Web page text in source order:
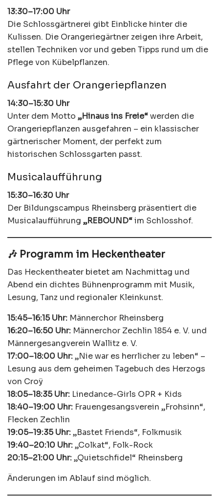
13:30–17:00 Uhr
Die Schlossgärtnerei gibt Einblicke hinter die
Kulissen. Die Orangeriegärtner zeigen ihre Arbeit,
stellen Techniken vor und geben Tipps rund um die
Pflege von Kübelpflanzen.
Ausfahrt der Orangeriepflanzen
14:30–15:30 Uhr
Unter dem Motto „Hinaus ins Freie“werden die
Orangeriepflanzen ausgefahren – ein klassischer
gärtnerischer Moment, der perfekt zum
historischen Schlossgarten passt.
Musicalaufführung
15:30–16:30 Uhr
Der Bildungscampus Rheinsberg präsentiert die
Musicalaufführung „REBOUND“im Schlosshof.
🎶 Programm im Heckentheater
Das Heckentheater bietet am Nachmittag und
Abend ein dichtes Bühnenprogramm mit Musik,
Lesung, Tanz und regionaler Kleinkunst.
15:45–16:15 Uhr: Männerchor Rheinsberg
16:20–16:50 Uhr: Männerchor Zechlin 1854 e. V. und
Männergesangverein Wallitz e. V.
17:00–18:00 Uhr:„Nie war es herrlicher zu leben“ –
Lesung aus dem geheimen Tagebuch des Herzogs
von Croÿ
18:05–18:35 Uhr: Linedance-Girls OPR + Kids
18:40–19:00 Uhr: Frauengesangsverein „Frohsinn“,
Flecken Zechlin
19:05–19:35 Uhr:„Bastet Friends“, Folkmusik
19:40–20:10 Uhr:„Colkat“, Folk-Rock
20:15–21:00 Uhr:„Quietschfidel“ Rheinsberg
Änderungen im Ablauf sind möglich.